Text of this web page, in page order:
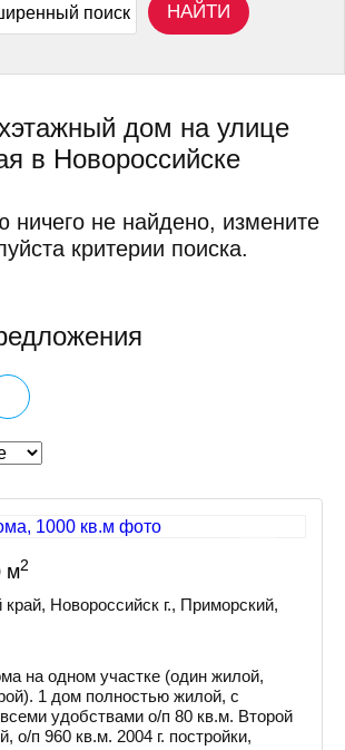
поиск НАЙТИ
дом на улице
в Новороссийске
ничего не найдено, измените
критерии поиска.
м2
край, Новороссийск г., Приморский,
на одном участке (один жилой,
1 дом полностью жилой, с
удобствами о/п 80 кв.м. Второй
о/п 960 кв.м. 2004 г. постройки,